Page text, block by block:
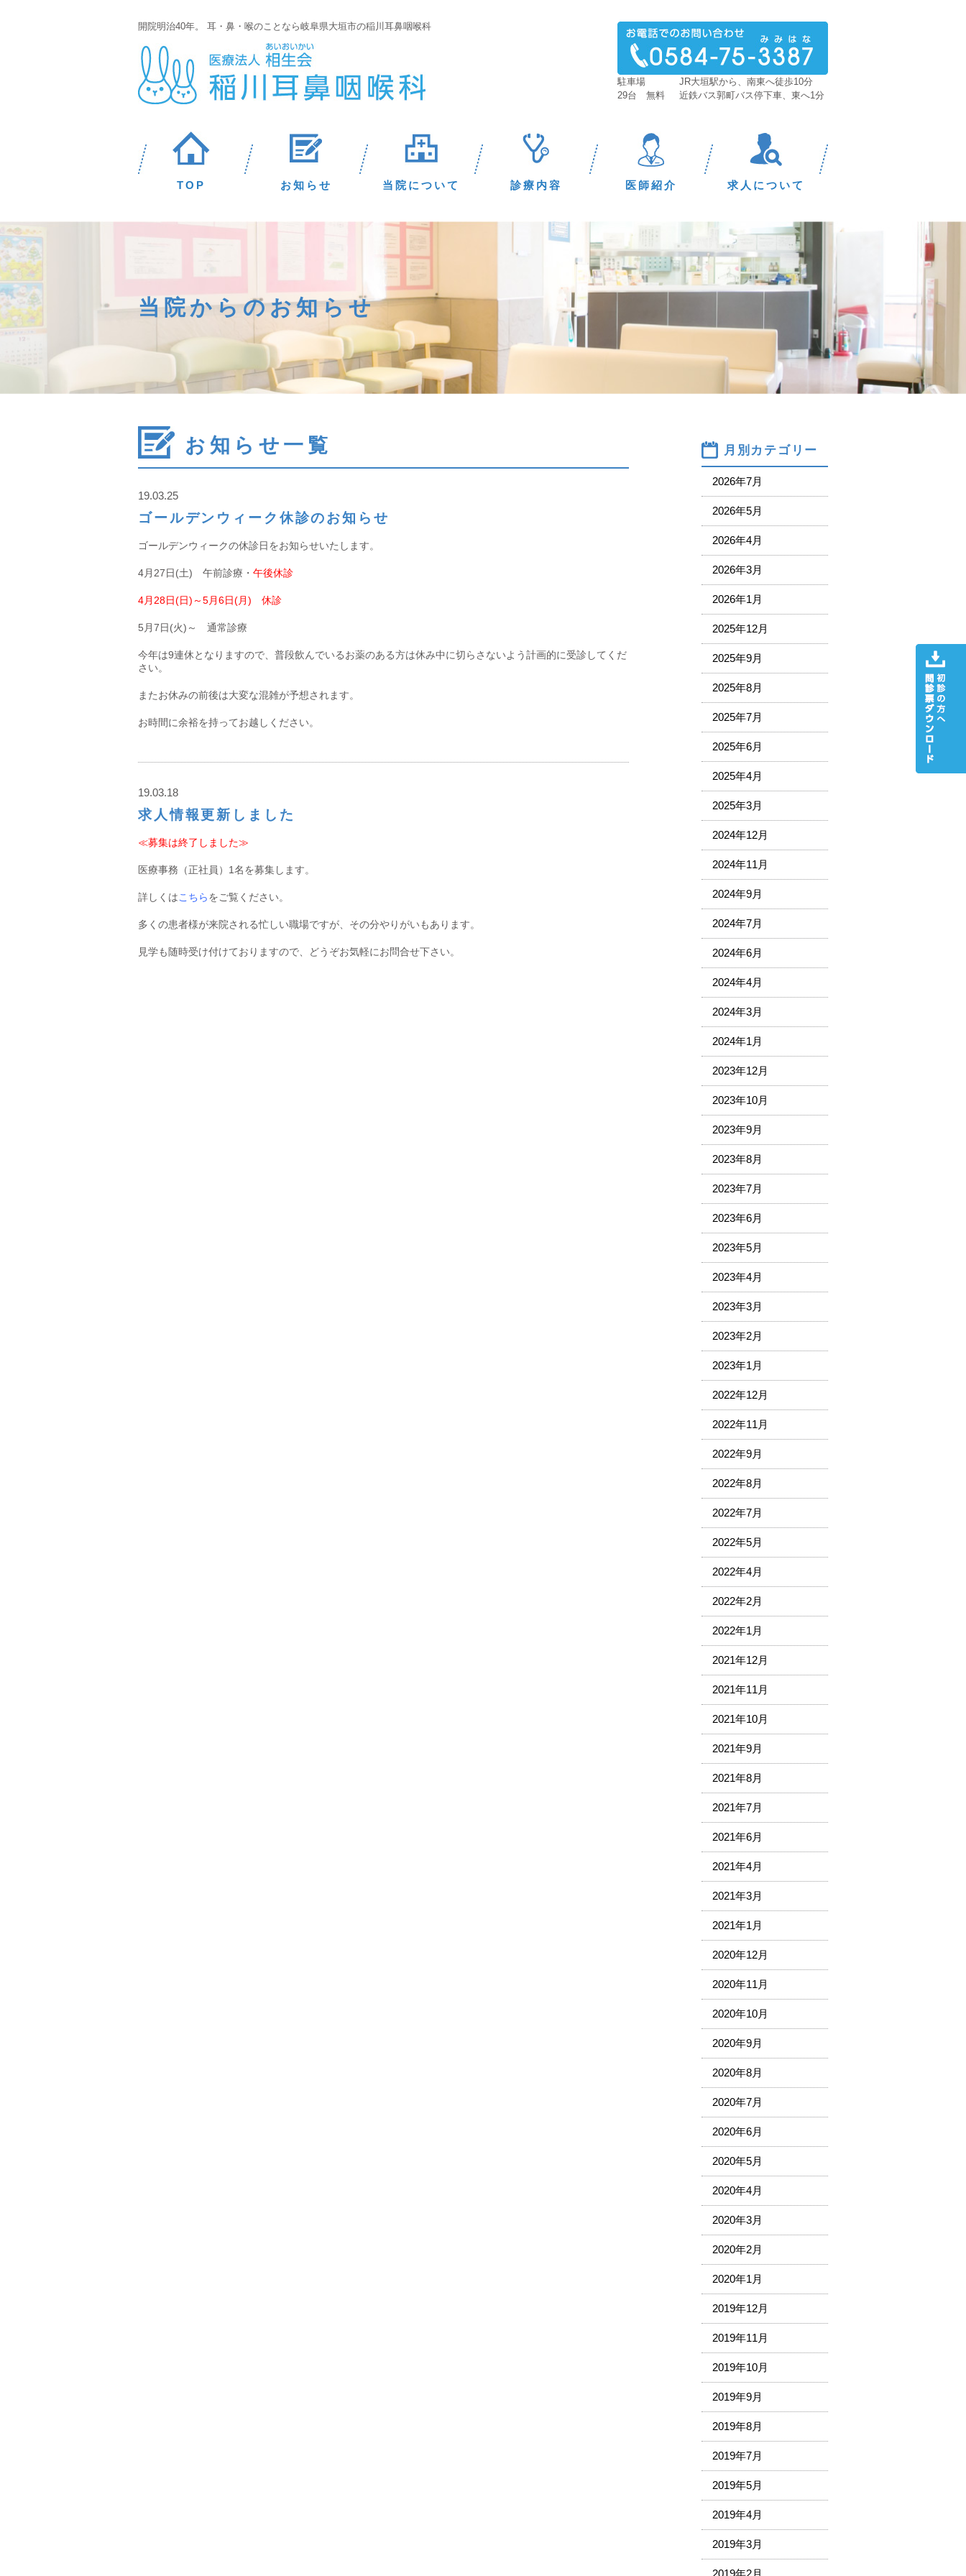
開院明治40年。 耳・鼻・喉のことなら岐阜県大垣市の稲川耳鼻咽喉科
駐車場
29台 無料
JR大垣駅から、南東へ徒歩10分
近鉄バス郭町バス停下車、東へ1分
TOP お知らせ 当院について 診療内容 医師紹介 求人について
当院からのお知らせ
お知らせ一覧
19.03.25
ゴールデンウィーク休診のお知らせ
ゴールデンウィークの休診日をお知らせいたします。
4月27日(土) 午前診療・ 午後休診
4月28日(日)～5月6日(月) 休診
5月7日(火)～ 通常診療
今年は9連休となりますので、普段飲んでいるお薬のある方は休み中に切らさないよう計画的に受診してくだ
さい。
またお休みの前後は大変な混雑が予想されます。
お時間に余裕を持ってお越しください。
19.03.18
求人情報更新しました
≪募集は終了しました≫
医療事務（正社員）1名を募集します。
詳しくはこちらをご覧ください。
多くの患者様が来院される忙しい職場ですが、その分やりがいもあります。
見学も随時受け付けておりますので、どうぞお気軽にお問合せ下さい。
月別カテゴリー
2026年7月
2026年5月
2026年4月
2026年3月
2026年1月
2025年12月
2025年9月
2025年8月
2025年7月
2025年6月
2025年4月
2025年3月
2024年12月
2024年11月
2024年9月
2024年7月
2024年6月
2024年4月
2024年3月
2024年1月
2023年12月
2023年10月
2023年9月
2023年8月
2023年7月
2023年6月
2023年5月
2023年4月
2023年3月
2023年2月
2023年1月
2022年12月
2022年11月
2022年9月
2022年8月
2022年7月
2022年5月
2022年4月
2022年2月
2022年1月
2021年12月
2021年11月
2021年10月
2021年9月
2021年8月
2021年7月
2021年6月
2021年4月
2021年3月
2021年1月
2020年12月
2020年11月
2020年10月
2020年9月
2020年8月
2020年7月
2020年6月
2020年5月
2020年4月
2020年3月
2020年2月
2020年1月
2019年12月
2019年11月
2019年10月
2019年9月
2019年8月
2019年7月
2019年5月
2019年4月
2019年3月
2019年2月